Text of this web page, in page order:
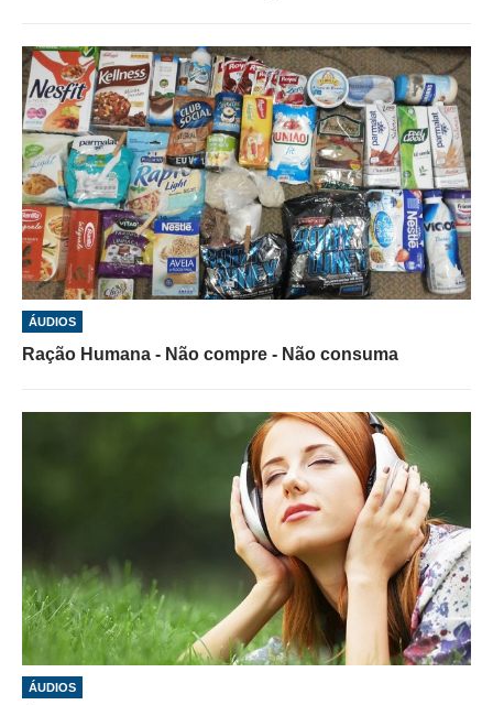
ÁUDIOS
Ração Humana - Não compre - Não consuma
ÁUDIOS